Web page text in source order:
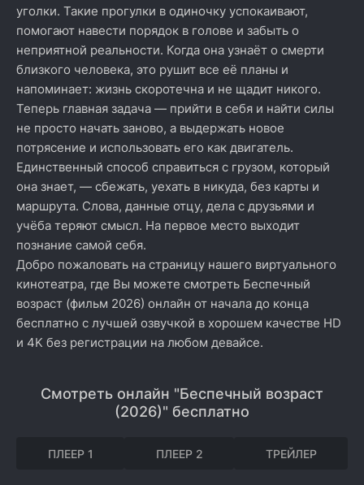
уголки. Такие прогулки в одиночку успокаивают,
помогают навести порядок в голове и забыть о
неприятной реальности. Когда она узнаёт о смерти
близкого человека, это рушит все её планы и
напоминает: жизнь скоротечна и не щадит никого.
Теперь главная задача — прийти в себя и найти силы
не просто начать заново, а выдержать новое
потрясение и использовать его как двигатель.
Единственный способ справиться с грузом, который
она знает, — сбежать, уехать в никуда, без карты и
маршрута. Слова, данные отцу, дела с друзьями и
учёба теряют смысл. На первое место выходит
познание самой себя.
Добро пожаловать на страницу нашего виртуального
кинотеатра, где Вы можете смотреть Беспечный
возраст (фильм 2026) онлайн от начала до конца
бесплатно с лучшей озвучкой в хорошем качестве HD
и 4K без регистрации на любом девайсе.
Смотреть онлайн "Беспечный возраст
(2026)" бесплатно
ПЛЕЕР 1 ПЛЕЕР 2 ТРЕЙЛЕР